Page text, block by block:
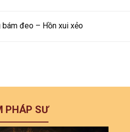
bám đeo – Hồn xui xẻo
PHÁP SƯ